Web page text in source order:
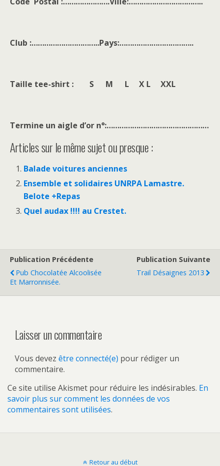
Club :…………………………..Pays:……………………………..
Taille tee-shirt : S M L X L XXL
Termine un aigle d’or n°:…………………………………………
Articles sur le même sujet ou presque :
Balade voitures anciennes
Ensemble et solidaires UNRPA Lamastre.
Belote +Repas
Quel audax !!!! au Crestet.
Publication Précédente
Pub Chocolatée Alcoolisée
Et Marronnisée.
Publication Suivante
Trail Désaignes 2013
Laisser un commentaire
Vous devez être connecté(e) pour rédiger un
commentaire.
Ce site utilise Akismet pour réduire les indésirables. En
savoir plus sur comment les données de vos
commentaires sont utilisées.
Retour au début